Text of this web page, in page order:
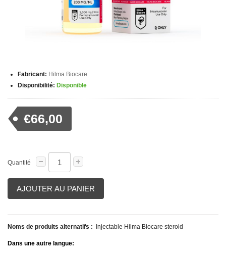
Fabricant: Hilma Biocare
Disponibilité: Disponible
€66,00
Quantité
AJOUTER AU PANIER
Noms de produits alternatifs : Injectable Hilma Biocare steroid
Dans une autre langue: